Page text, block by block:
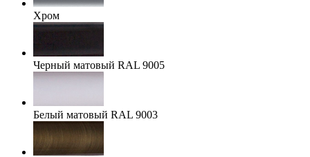
Хром
Черный матовый RAL 9005
Белый матовый RAL 9003